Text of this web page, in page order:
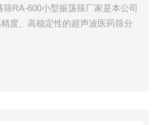
RA-600小型振荡筛厂家是本公司
度、高稳定性的超声波医药筛分